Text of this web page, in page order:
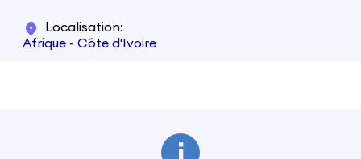
Localisation
Afrique - Côte d'Ivoire